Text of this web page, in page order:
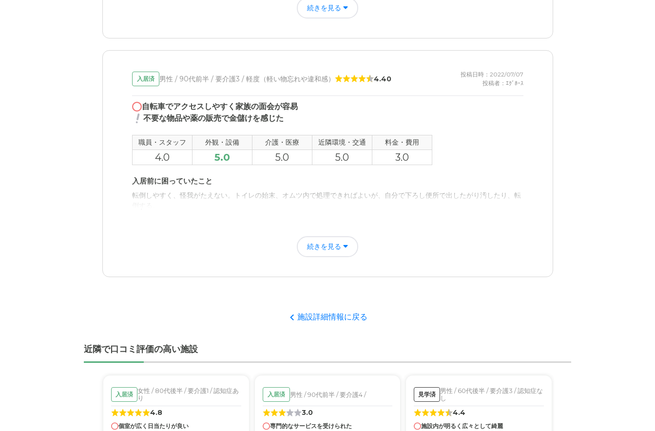
生活の形態が異なる家族との同居で、お互い心身に支障を来していたのが解消されたため。
して預けられると思った。
職員・スタッフ・他入居者の雰囲気について
外観・内装・居室・設備について
介護医療サービスについて
24時間看護師が常駐しているため、何かあった時はすぐに対応してもらえる点は、魅力的だと思う。
近隣環境や交通アクセスについて
決して安くはないが、大きな傘下の下にあるので、その点においては大丈夫だろうと思っている。
続きを見る
入居済 男性 / 90代前半 / 要介護3 / 軽度（軽い物忘れや違和感） 4.40
投稿日時：2022/07/07
投稿者：ｴｸﾞﾎｰｽ
自転車でアクセスしやすく家族の面会が容易
不要な物品や薬の販売で金儲けを感じた
職員・スタッフ 外観・設備 介護・医療 近隣環境・交通 料金・費用
4.0 5.0 5.0 5.0 3.0
入居前に困っていたこと
転倒しやすく、怪我がたえない。トイレの始末、オムツ内で処理できればよいが、自分で下ろし便所で出したがり汚したり、転
暖かい言葉を当事者や家族にかけてくれること。いつも目を離さず見守ってくれていることが感じらる。
こじんまりと居室は落ち着きがあり、内装も明るい気分になる。設備もしっかり管理されて良い印象でした。
介護医療サービスについて
自転車で通うことが、できたので他の家族も行きやすかった。日に何度も行けました。環境も良い印象です。
料金費用について
続きを見る
施設詳細情報に戻る
近隣で口コミ評価の高い施設
入居済 女性 / 80代後半 / 要介護1 / 認知症あ
り
4.8
個室が広く日当たりが良い
入居済 男性 / 90代前半 / 要介護4 /
3.0
専門的なサービスを受けられた
見学済 男性 / 60代後半 / 要介護3 / 認知症な
し
4.4
施設内が明るく広々として綺麗